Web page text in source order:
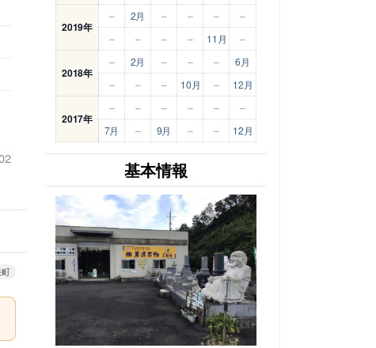
2019年
– 2月 – – –
–
–
– – – 11月 –
2018年
– 2月 – – –
6月
–
– – 10月 – 12月
2017年
– – – – –
–
7月
– 9月 – – 12月
基本情報